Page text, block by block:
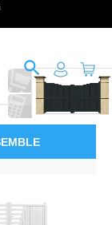
Imprimer
DEVIS
Ajouter
PANIER